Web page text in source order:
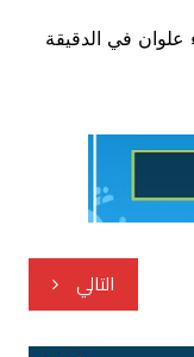
في الدقيقة
التالي